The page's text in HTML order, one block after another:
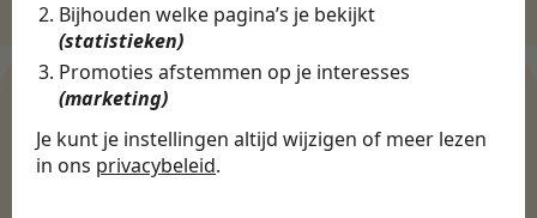
Bijhouden welke pagina’s je bekijkt
(statistieken)
Promoties afstemmen op je interesses
(marketing)
Je kunt je instellingen altijd wijzigen of meer lezen
in ons privacybeleid.
WERKGEVERS
Ontdek meer dan 500+